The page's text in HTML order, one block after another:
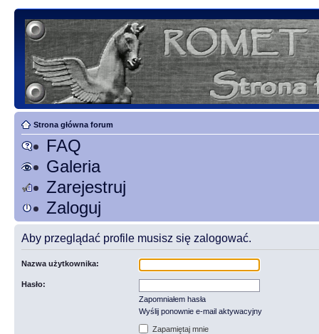
Strona główna forum
FAQ
Galeria
Zarejestruj
Zaloguj
Aby przeglądać profile musisz się zalogować.
Nazwa użytkownika:
Hasło:
Zapomniałem hasła
Wyślij ponownie e-mail aktywacyjny
Zapamiętaj mnie